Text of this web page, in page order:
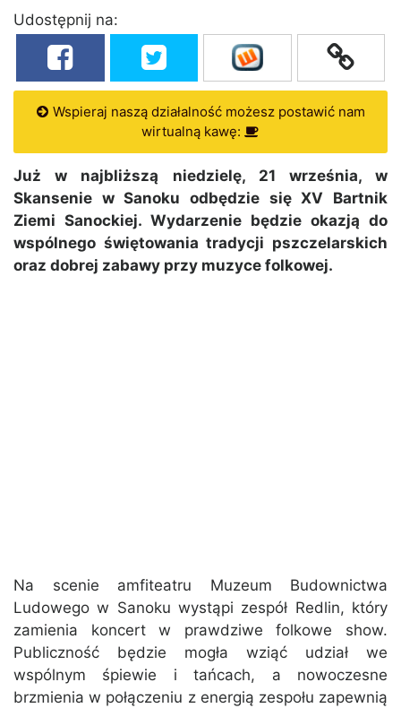
Udostępnij na:
Wspieraj naszą działalność możesz postawić nam
wirtualną kawę:
Już w najbliższą niedzielę, 21 września, w
Skansenie w Sanoku odbędzie się XV Bartnik
Ziemi Sanockiej. Wydarzenie będzie okazją do
wspólnego świętowania tradycji pszczelarskich
oraz dobrej zabawy przy muzyce folkowej.
Na scenie amfiteatru Muzeum Budownictwa
Ludowego w Sanoku wystąpi zespół Redlin, który
zamienia koncert w prawdziwe folkowe show.
Publiczność będzie mogła wziąć udział we
wspólnym śpiewie i tańcach, a nowoczesne
brzmienia w połączeniu z energią zespołu zapewnią